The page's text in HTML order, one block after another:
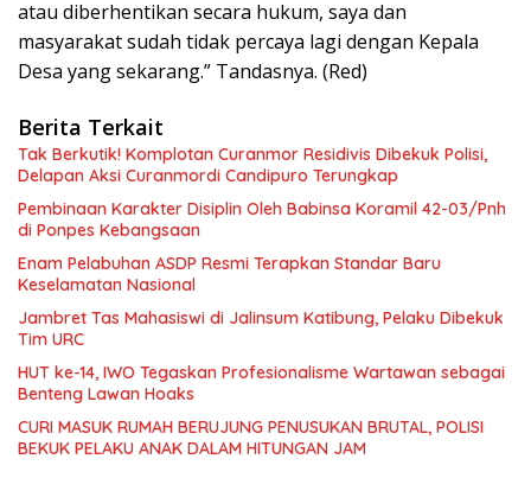
atau diberhentikan secara hukum, saya dan
masyarakat sudah tidak percaya lagi dengan Kepala
Desa yang sekarang.” Tandasnya. (Red)
Berita Terkait
Tak Berkutik! Komplotan Curanmor Residivis Dibekuk Polisi,
Delapan Aksi Curanmordi Candipuro Terungkap
Pembinaan Karakter Disiplin Oleh Babinsa Koramil 42-03/Pnh
di Ponpes Kebangsaan
Enam Pelabuhan ASDP Resmi Terapkan Standar Baru
Keselamatan Nasional
Jambret Tas Mahasiswi di Jalinsum Katibung, Pelaku Dibekuk
Tim URC
HUT ke-14, IWO Tegaskan Profesionalisme Wartawan sebagai
Benteng Lawan Hoaks ‎
CURI MASUK RUMAH BERUJUNG PENUSUKAN BRUTAL, POLISI
BEKUK PELAKU ANAK DALAM HITUNGAN JAM